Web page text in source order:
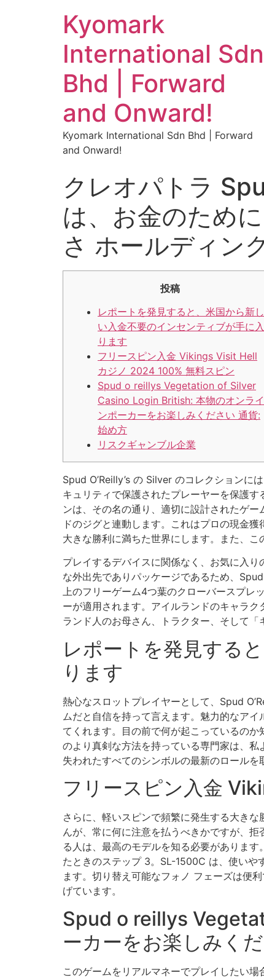
Kyomark
International Sdn
Bhd | Forward
and Onward!
Kyomark International Sdn Bhd | Forward
and Onward!
クレオパトラ
は、お金のため
さ ホールディン
投稿
レポートを発見すると、米国から新し
い入金不要のインセンティブが手に入
ります
フリースピン入金 Vikings Visit Hell
カジノ 2024 100% 無料スピン
Spud o reillys Vegetation of Silver
Casino Login British: 本物のオンライ
ンポーカーをお楽しみください 通貨:
始め方
リスクギャンブル企業
Spud O’Reilly’s の Silver のコレクションに
キュリティで保護されたプレーヤーを保護
ンは、その名の通り、適切に設計されたゲ
ドのジグと連動します。これはプロの現金
大きな勝利に満ちた世界にします。また、
プレイするデバイスに関係なく、お気に入
な外出先でありパッケージであるため、
上のフリーゲーム4つ葉のクローバースプレ
ーが適用されます。アイルランドのキャラ
ランド人のお母さん、トラクター、そして
レポートを発見する
ります
熱心なスロットプレイヤーとして、Spud
ムだと自信を持って言えます。魅力的なア
てくれます。目の前で何が起こっているの
のより真剣な方法を持っている専門家は、
失われたすべてのシンボルの最新のロールを
フリースピン入金
さらに、軽いスピンで頻繁に発生する大き
んが、常に何に注意を払うべきかですが、
る人は、最高のモデルを知る必要がありま
たときのステップ 3。SL-1500C は、使いや
ます。切り替え可能なフォノ フェーズは便
げています。
Spud o reillys
ーカーをお楽しみく
このゲームをリアルマネーでプレイしたい